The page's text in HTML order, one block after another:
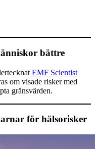
bättre
EMF Scientist
om visade risker med
gränsvärden.
för hälsorisker